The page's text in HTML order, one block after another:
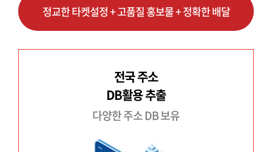
정교한 타켓설정 + 고품질 홍보물 + 정확한 배달
전국 주소
DB활용 추출
다양한 주소 DB 보유